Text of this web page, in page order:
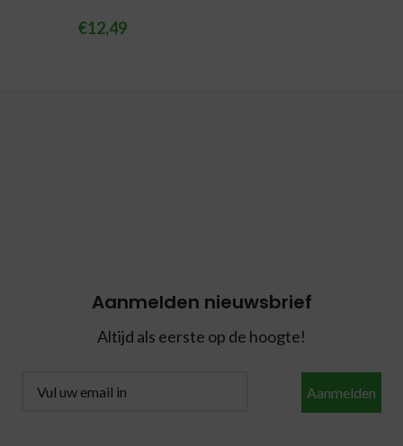
€12,49
Aanmelden nieuwsbrief
Altijd als eerste op de hoogte!
Aanmelden